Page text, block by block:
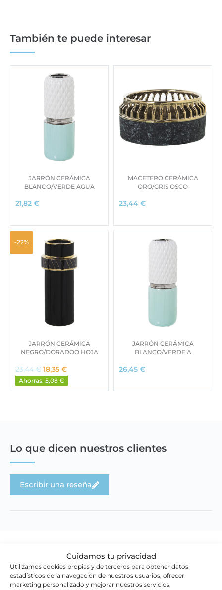
Cuidamos tu privacidad
Utilizamos cookies propias y de terceros para obtener datos
estadísticos de la navegación de nuestros usuarios, ofrecer
marketing personalizado y mejorar nuestros servicios.
También te puede interesar
JARRÓN CERÁMICA
BLANCO/VERDE AGUA
21,82 €
MACETERO CERÁMICA
ORO/GRIS OSCO
23,44 €
-22%
JARRÓN CERÁMICA
NEGRO/DORADOO HOJA
23,44€ E
l
p
o
g
i
n
2
3
,
18,35 €E
l
p
a
u
a
l
,
3
5
Ahorras: 5,08 €
JARRÓN CERÁMICA
BLANCO/VERDE A
26,45 €
Lo que dicen nuestros clientes
Escribir una reseña
Novedades en la tienda